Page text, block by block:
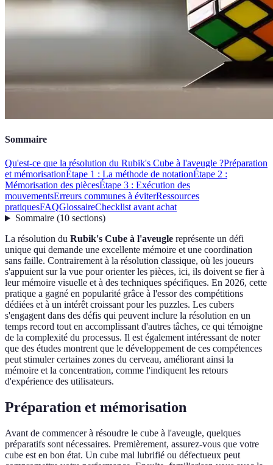
Sommaire
Qu'est-ce que la résolution du Rubik's Cube à l'aveugle ?Préparation
et mémorisationÉtape 1 : La méthode de notationÉtape 2 :
Mémorisation des piècesÉtape 3 : Exécution des
mouvementsErreurs communes à éviterRessources
pratiquesFAQGlossaireChecklist avant achat
Sommaire(10 sections)
La résolution du Rubik's Cube à l'aveugle représente un défi
unique qui demande une excellente mémoire et une coordination
sans faille. Contrairement à la résolution classique, où les joueurs
s'appuient sur la vue pour orienter les pièces, ici, ils doivent se fier à
leur mémoire visuelle et à des techniques spécifiques. En 2026, cette
pratique a gagné en popularité grâce à l'essor des compétitions
dédiées et à un intérêt croissant pour les puzzles. Les cubers
s'engagent dans des défis qui peuvent inclure la résolution en un
temps record tout en accomplissant d'autres tâches, ce qui témoigne
de la complexité du processus. Il est également intéressant de noter
que des études montrent que le développement de ces compétences
peut stimuler certaines zones du cerveau, améliorant ainsi la
mémoire et la concentration, comme l'indiquent les retours
d'expérience des utilisateurs.
Préparation et mémorisation
Avant de commencer à résoudre le cube à l'aveugle, quelques
préparatifs sont nécessaires. Premièrement, assurez-vous que votre
cube est en bon état. Un cube mal lubrifié ou défectueux peut